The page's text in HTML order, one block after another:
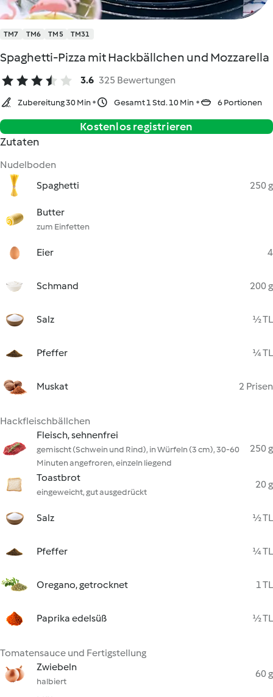
TM7 TM6 TM5 TM31
Spaghetti-Pizza mit Hackbällchen und Mozzarella
3.6 325 Bewertungen
Zubereitung 30 Min Gesamt 1 Std. 10 Min 6 Portionen
Kostenlos registrieren
Zutaten
Nudelboden
Spaghetti
250 g
Butter
zum Einfetten
Eier 4
Schmand 200 g
Salz ½ TL
Pfeffer ¼ TL
Muskat 2 Prisen
Hackfleischbällchen
Fleisch, sehnenfrei
gemischt (Schwein und Rind), in Würfeln (3 cm), 30-60
Minuten angefroren, einzeln liegend
250 g
Toastbrot
eingeweicht, gut ausgedrückt
20 g
Salz ½ TL
Pfeffer ¼ TL
Oregano, getrocknet 1 TL
Paprika edelsüß ½ TL
Tomatensauce und Fertigstellung
Zwiebeln
halbiert
60 g